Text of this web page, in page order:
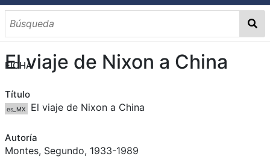
INICIO
SOBRE EL AUTOR
CONTENIDO
TODOS LOS DOCUMENTOS
CATEGORIAS
OBRAS SOBRE EL AUTOR P. SEGUNDO MONTES
MATERIAS
PALABRAS CLAVES
MULTIMEDIA
GALERÍA
El viaje de Nixon a China
FICHA
Título
es_MX El viaje de Nixon a China
Autoría
Montes, Segundo, 1933-1989